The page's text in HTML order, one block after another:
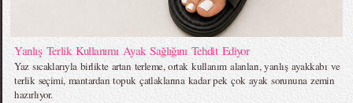
Yanlış Terlik Kullanımı Ayak Sağlığını Tehdit Ediyor
Yaz sıcaklarıyla birlikte artan terleme, ortak kullanım alanları, yanlış ayakkabı ve
terlik seçimi, mantardan topuk çatlaklarına kadar pek çok ayak sorununa zemin
hazırlıyor.